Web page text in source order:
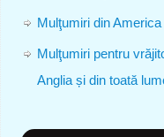
Mulţumiri din
Mulţumiri pentru
Anglia și din toată